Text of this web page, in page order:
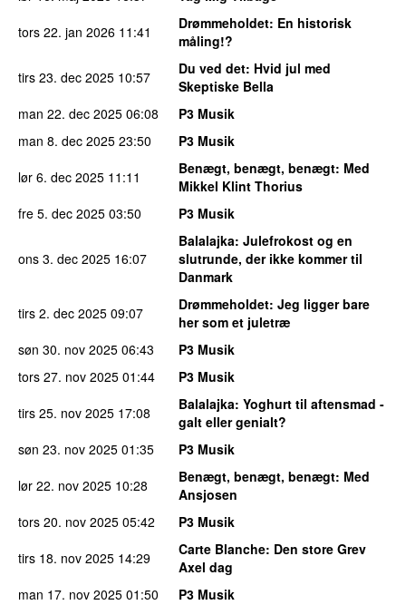
tors 22. jan 2026 11:41 Drømmeholdet: En historisk
måling!?
tirs 23. dec 2025 10:57 Du ved det: Hvid jul med
Skeptiske Bella
man 22. dec 2025 06:08
P3 Musik
man 8. dec 2025 23:50
P3 Musik
lør 6. dec 2025 11:11 Benægt, benægt, benægt: Med
Mikkel Klint Thorius
fre 5. dec 2025 03:50 P3 Musik
ons 3. dec 2025 16:07
Balalajka: Julefrokost og en
slutrunde, der ikke kommer til
Danmark
tirs 2. dec 2025 09:07 Drømmeholdet: Jeg ligger bare
her som et juletræ
søn 30. nov 2025 06:43
P3 Musik
tors 27. nov 2025 01:44
P3 Musik
tirs 25. nov 2025 17:08 Balalajka: Yoghurt til aftensmad -
galt eller genialt?
søn 23. nov 2025 01:35
P3 Musik
lør 22. nov 2025 10:28 Benægt, benægt, benægt: Med
Ansjosen
tors 20. nov 2025 05:42
P3 Musik
tirs 18. nov 2025 14:29 Carte Blanche: Den store Grev
Axel dag
man 17. nov 2025 01:50
P3 Musik